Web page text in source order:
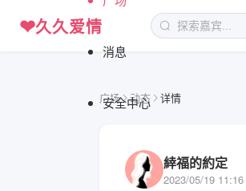
❤久久爱情
消息
安全中心
广场 动态 详情
緈福的約定
2023/05/19 11:16